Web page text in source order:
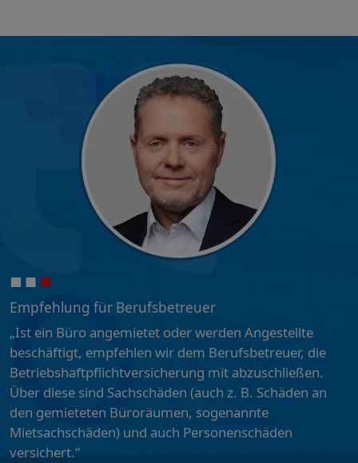
Empfehlung für Berufsbetreuer
„Ist ein Büro angemietet oder werden Angestellte
beschäftigt, empfehlen wir dem Berufsbetreuer, die
Betriebshaftpflichtversicherung mit abzuschließen.
Über diese sind Sachschäden (auch z. B. Schäden an
den gemieteten Büroräumen, sogenannte
Mietsachschäden) und auch Personenschäden
versichert.“